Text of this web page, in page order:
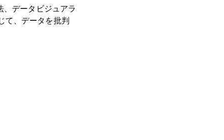
、データビジュアラ
て、データを批判